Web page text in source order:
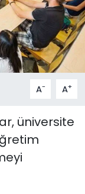
A- A+
üniversite